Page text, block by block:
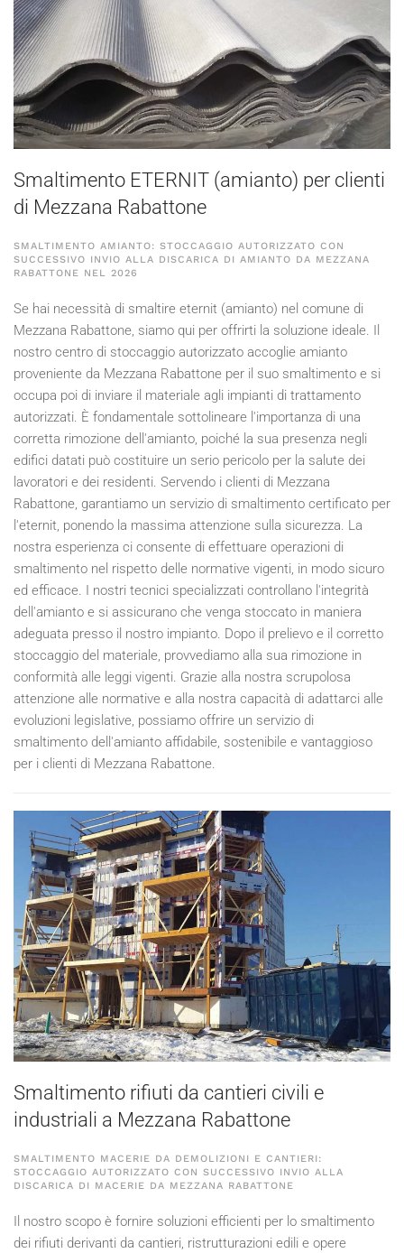
Smaltimento ETERNIT (amianto) per clienti
di Mezzana Rabattone
SMALTIMENTO AMIANTO: STOCCAGGIO AUTORIZZATO CON
SUCCESSIVO INVIO ALLA DISCARICA DI AMIANTO DA MEZZANA
RABATTONE NEL 2026
Se hai necessità di smaltire eternit (amianto) nel comune di
Mezzana Rabattone, siamo qui per offrirti la soluzione ideale. Il
nostro centro di stoccaggio autorizzato accoglie amianto
proveniente da Mezzana Rabattone per il suo smaltimento e si
occupa poi di inviare il materiale agli impianti di trattamento
autorizzati. È fondamentale sottolineare l'importanza di una
corretta rimozione dell'amianto, poiché la sua presenza negli
edifici datati può costituire un serio pericolo per la salute dei
lavoratori e dei residenti. Servendo i clienti di Mezzana
Rabattone, garantiamo un servizio di smaltimento certificato per
l'eternit, ponendo la massima attenzione sulla sicurezza. La
nostra esperienza ci consente di effettuare operazioni di
smaltimento nel rispetto delle normative vigenti, in modo sicuro
ed efficace. I nostri tecnici specializzati controllano l'integrità
dell'amianto e si assicurano che venga stoccato in maniera
adeguata presso il nostro impianto. Dopo il prelievo e il corretto
stoccaggio del materiale, provvediamo alla sua rimozione in
conformità alle leggi vigenti. Grazie alla nostra scrupolosa
attenzione alle normative e alla nostra capacità di adattarci alle
evoluzioni legislative, possiamo offrire un servizio di
smaltimento dell'amianto affidabile, sostenibile e vantaggioso
per i clienti di Mezzana Rabattone.
Smaltimento rifiuti da cantieri civili e
industriali a Mezzana Rabattone
SMALTIMENTO MACERIE DA DEMOLIZIONI E CANTIERI:
STOCCAGGIO AUTORIZZATO CON SUCCESSIVO INVIO ALLA
DISCARICA DI MACERIE DA MEZZANA RABATTONE
Il nostro scopo è fornire soluzioni efficienti per lo smaltimento
dei rifiuti derivanti da cantieri, ristrutturazioni edili e opere